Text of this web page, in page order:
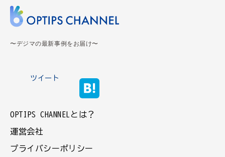
〜デジマの最新事例をお届け〜
ツイート
OPTIPS CHANNELとは？
運営会社
プライバシーポリシー